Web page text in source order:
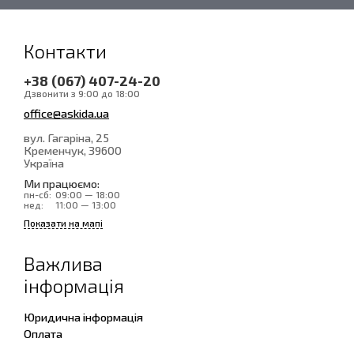
Контакти
+38 (067) 407-24-20
Дзвонити з 9:00 до 18:00
office@askida.ua
вул. Гагаріна, 25
Кременчук, 39600
Україна
Ми працюємо:
пн-сб: 09:00 — 18:00
нед:
11:00 — 13:00
Показати на мапі
Важлива
інформація
Юридична інформація
Оплата